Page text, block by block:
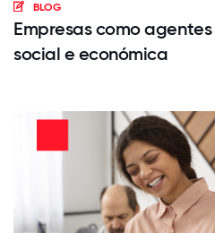
BLOG
Empresas como
social e económica